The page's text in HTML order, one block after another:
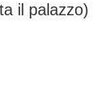
il palazzo)